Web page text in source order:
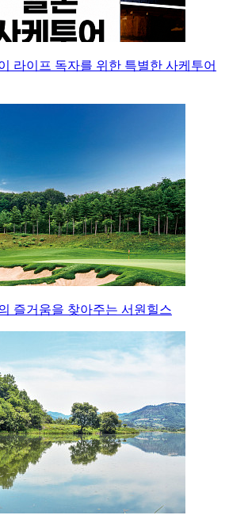
라이프 독자를 위한 특별한 사케투어
즐거움을 찾아주는 서원힐스